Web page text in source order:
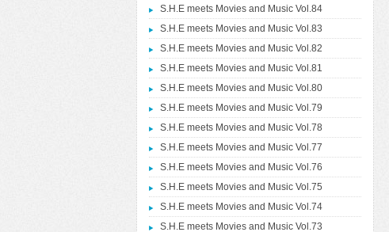
S.H.E meets Movies and Music Vol.84
S.H.E meets Movies and Music Vol.83
S.H.E meets Movies and Music Vol.82
S.H.E meets Movies and Music Vol.81
S.H.E meets Movies and Music Vol.80
S.H.E meets Movies and Music Vol.79
S.H.E meets Movies and Music Vol.78
S.H.E meets Movies and Music Vol.77
S.H.E meets Movies and Music Vol.76
S.H.E meets Movies and Music Vol.75
S.H.E meets Movies and Music Vol.74
S.H.E meets Movies and Music Vol.73